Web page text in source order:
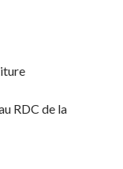
RDC de la